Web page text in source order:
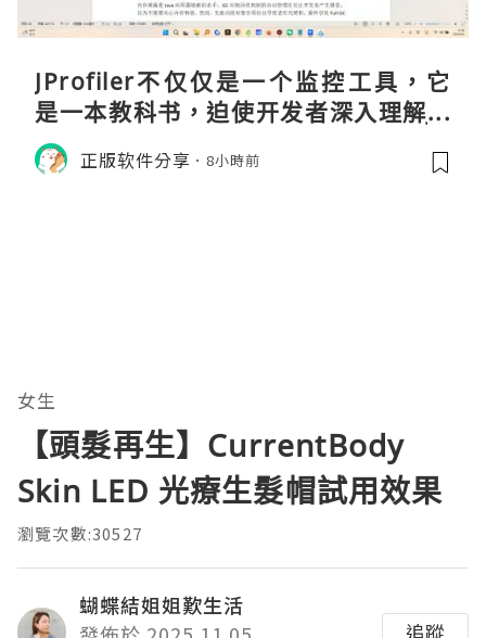
JProfiler不仅仅是一个监控工具，它
是一本教科书，迫使开发者深入理解JV
M的内存模型、垃圾回收机制和并发原
理。通过直观的可视化数据，它将抽象
正版软件分享 8小時前
女生
【頭髮再生】CurrentBody
Skin LED 光療生髮帽試用效果
瀏覽次數:30527
蝴蝶結姐姐歎生活
追蹤